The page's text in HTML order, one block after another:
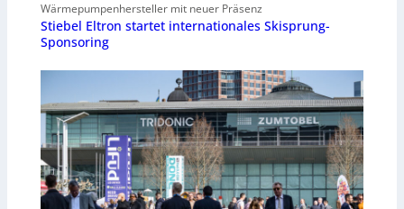
Wärmepumpenhersteller mit neuer Präsenz
Stiebel Eltron startet internationales Skisprung-
Sponsoring